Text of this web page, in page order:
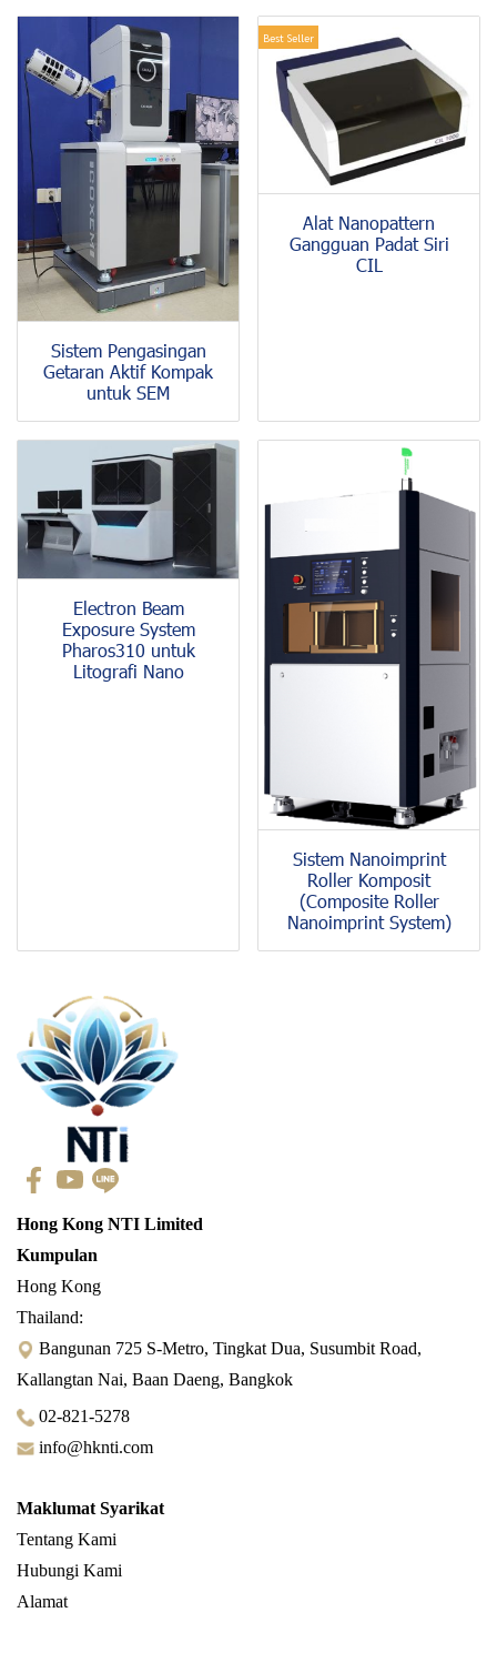
Sistem Pengasingan
Getaran Aktif Kompak
untuk SEM
Best Seller
Alat Nanopattern
Gangguan Padat Siri
CIL
Electron Beam
Exposure System
Pharos310 untuk
Litografi Nano
Sistem Nanoimprint
Roller Komposit
(Composite Roller
Nanoimprint System)
Hong Kong NTI Limited
Kumpulan
Hong Kong
Thailand:
Bangunan 725 S-Metro, Tingkat Dua, Susumbit Road,
Kallangtan Nai, Baan Daeng, Bangkok
02-821-5278
info@hknti.com
Maklumat Syarikat
Tentang Kami
Hubungi Kami
Alamat